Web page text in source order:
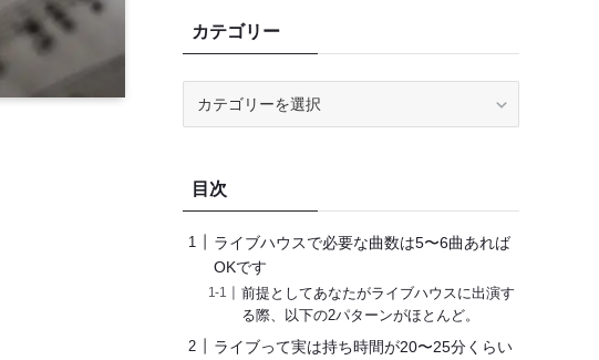
カテゴリー
ー目次
ライブハウスで必要な曲数は5〜6曲あれば
OKです
前提としてあなたがライブハウスに出演す
る際、以下の2パターンがほとんど。
ライブって実は持ち時間が20〜25分くらい